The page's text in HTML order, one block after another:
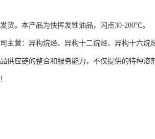
货。本产品为快挥发性油品，闪点30-200℃。
主营：异构烷烃、异构十二烷烃、异构十六
供应链的整合和服务能力，不仅提供的特种